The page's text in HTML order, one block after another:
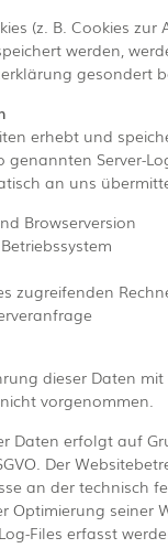
(z. B. Cookies zur
werden,
gesondert
erhebt und
Server-
an uns
Browserversion
zugreifenden
dieser Daten
vorgenommen.
Daten erfolgt auf
Der
an der technisch
Optimierung seiner
Files erfasst